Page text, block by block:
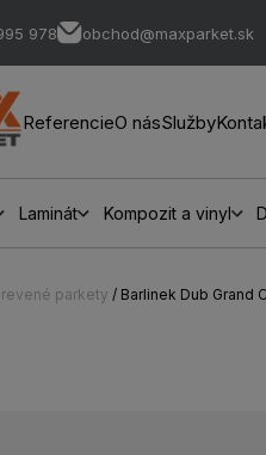
978 obchod@maxparket.sk
ReferencieO násSlužby
Laminát Kompozit a vinyl
parkety / Barlinek Dub Grand